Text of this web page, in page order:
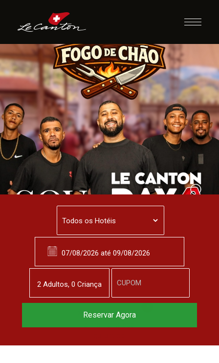
14/08 à 16/08
2 Adultos, 0 Criança
Reserve agora, com
Reservar Agora